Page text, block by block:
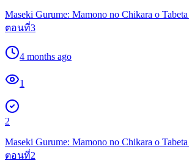
Maseki Gurume: Mamono no Chikara o
ตอนที่3
4 months ago
1
2
Maseki Gurume: Mamono no Chikara o
ตอนที่2